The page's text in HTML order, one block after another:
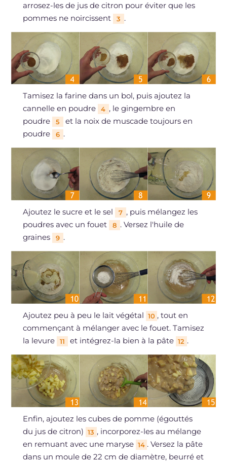
arrosez-les de jus de citron pour éviter que les
pommes ne noircissent
3 .
Tamisez la farine dans un bol, puis ajoutez la
cannelle en poudre
4 , le gingembre en
poudre
5
et la noix de muscade toujours en
poudre
6 .
Ajoutez le sucre et le sel 7 , puis mélangez les
poudres avec un fouet
8 . Versez l'huile de
graines
9 .
Ajoutez peu à peu le lait végétal 10 , tout en
commençant à mélanger avec le fouet. Tamisez
la levure
11 et intégrez-la bien à la pâte 12 .
Enfin, ajoutez les cubes de pomme (égouttés
du jus de citron) 13 , incorporez-les au mélange
en remuant avec une maryse 14 . Versez la pâte
dans un moule de 22 cm de diamètre, beurré et